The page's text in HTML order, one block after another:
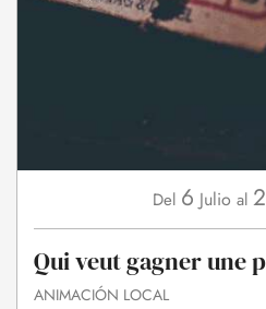
Del 6 Julio al
Qui veut gagner une
ANIMACIÓN LOCAL